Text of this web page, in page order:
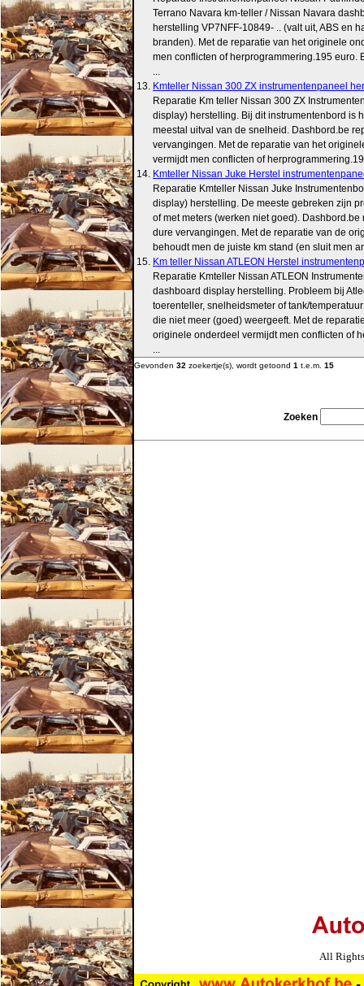
Terrano Navara km-teller / Nissan Navara
herstelling VP7NFF-10849- .. (valt uit, ABS en
branden). Met de reparatie van het originele
men conflicten of herprogrammering.195 euro.
...
13. Kmteller Nissan 300 ZX instrumentenpaneel
Reparatie Km teller Nissan 300 ZX
display) herstelling. Bij dit instrumentenbord is
meestal uitval van de snelheid. Dashbord.be
vervangingen. Met de reparatie van het
vermijdt men conflicten of
14. Kmteller Nissan Juke Herstel
Reparatie Kmteller Nissan Juke
display) herstelling. De meeste gebreken zijn
of met meters (werken niet goed). Dashbord.be
dure vervangingen. Met de reparatie van de
behoudt men de juiste km stand (en sluit men
15. Km teller Nissan ATLEON Herstel
Reparatie Kmteller Nissan ATLEON
dashboard display herstelling. Probleem bij
toerenteller, snelheidsmeter of tank/
die niet meer (goed) weergeeft. Met de
originele onderdeel vermijdt men conflicten of
...
Gevonden 32 zoekertje(s), wordt getoond 1 t.e.m. 15
Zoeken
All